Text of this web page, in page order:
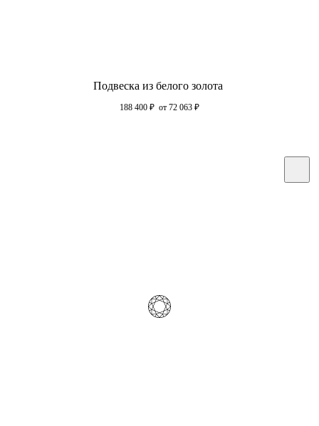
Подвеска из белого золота
188 400 ₽ от 72 063 ₽